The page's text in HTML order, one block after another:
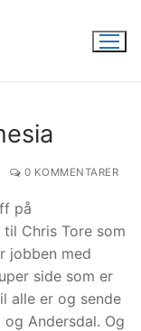
0 KOMMENTARER
på
Chris Tore som
jobben med
side som er
alle er og sende
Andersdal. Og